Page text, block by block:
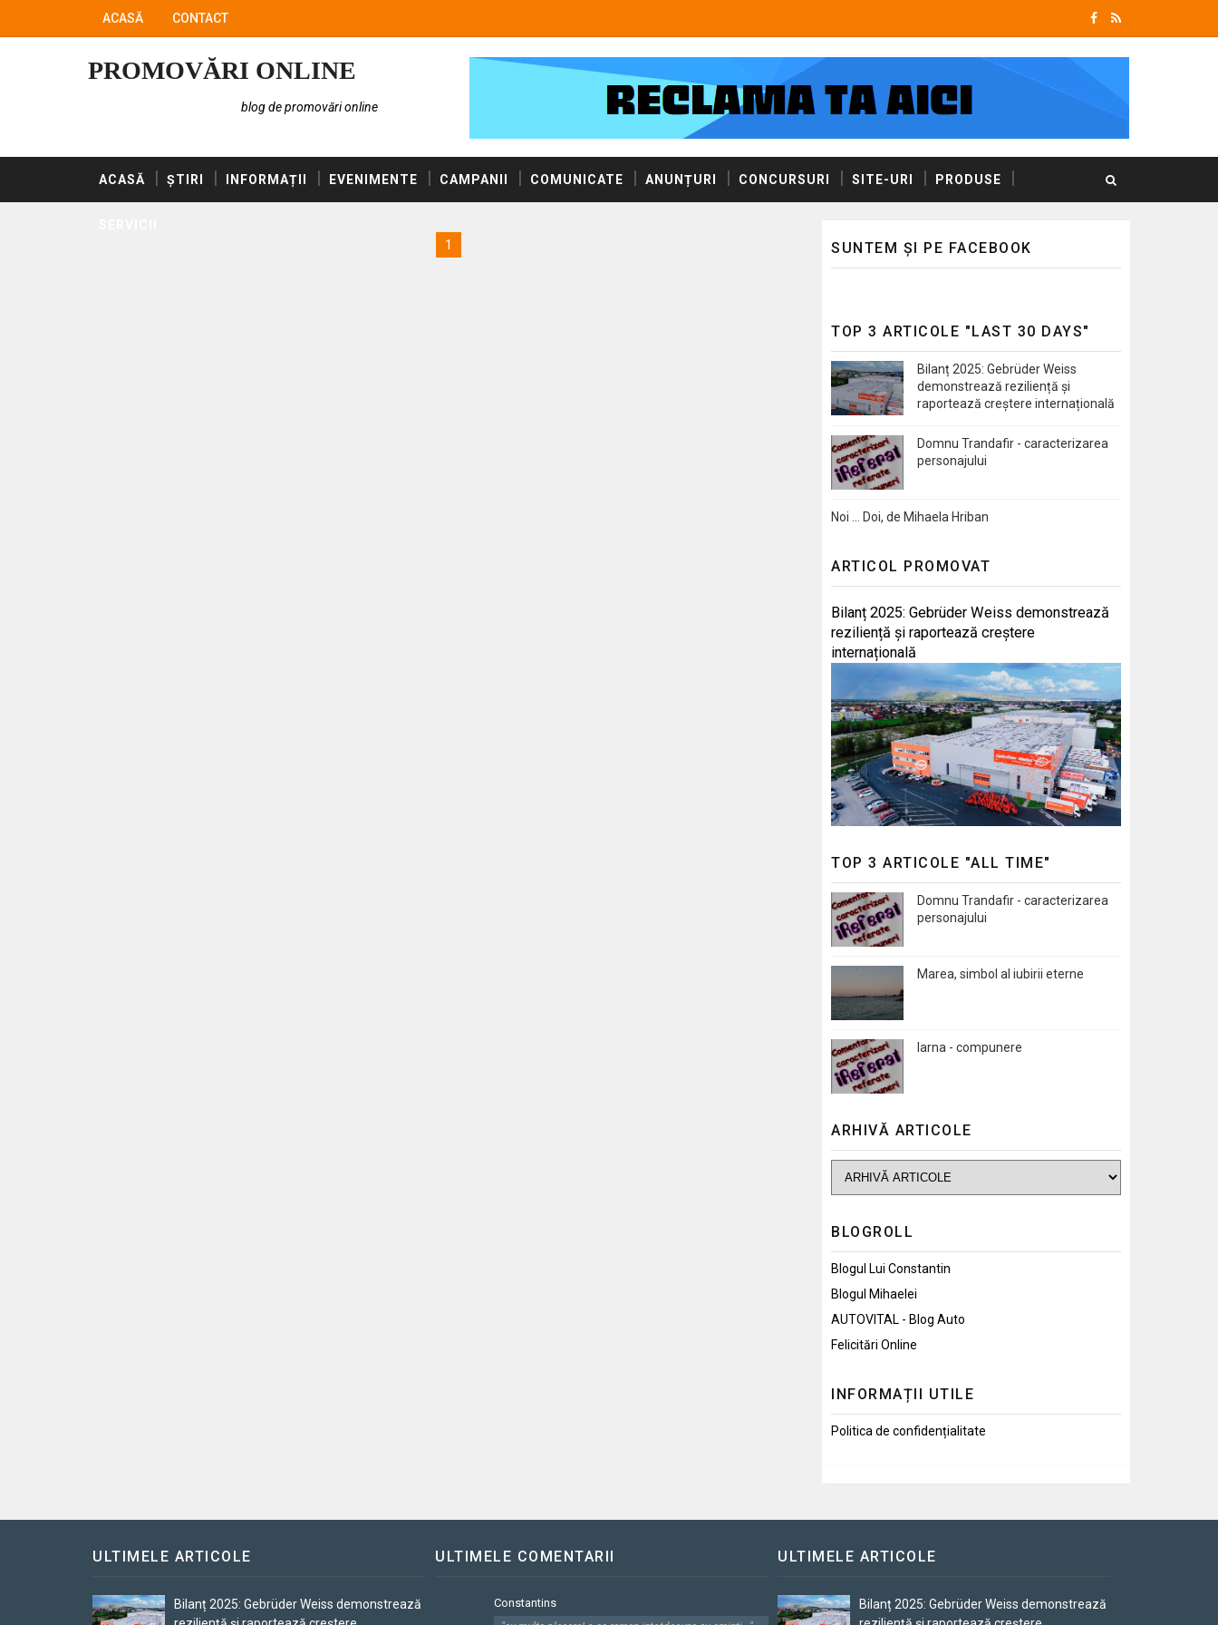
ACASĂ CONTACT
PROMOVĂRI ONLINE
blog de promovări online
ACASĂ ȘTIRI INFORMAȚII EVENIMENTE CAMPANII COMUNICATE ANUNȚURI CONCURSURI SITE-URI PRODUSE
1
SUNTEM ȘI PE FACEBOOK
TOP 3 ARTICOLE "LAST 30 DAYS"
Bilanț 2025: Gebrüder Weiss
demonstrează reziliență și
raportează creștere internațională
Domnu Trandafir - caracterizarea
personajului
Noi … Doi, de Mihaela Hriban
ARTICOL PROMOVAT
Bilanț 2025: Gebrüder Weiss demonstrează
reziliență și raportează creștere
internațională
TOP 3 ARTICOLE "ALL TIME"
Domnu Trandafir - caracterizarea
personajului
Marea, simbol al iubirii eterne
Iarna - compunere
ARHIVĂ ARTICOLE
BLOGROLL
Blogul Lui Constantin
Blogul Mihaelei
AUTOVITAL - Blog Auto
Felicitări Online
INFORMAȚII UTILE
Politica de confidențialitate
ULTIMELE ARTICOLE
Bilanț 2025: Gebrüder Weiss demonstrează
ULTIMELE COMENTARII
Constantins
ULTIMELE ARTICOLE
Bilanț 2025: Gebrüder Weiss demonstrează